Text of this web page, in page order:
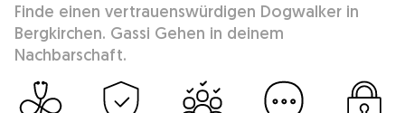
Finde einen vertrauenswürdigen Dogwalker in
Bergkirchen. Gassi Gehen in deinem
Nachbarschaft.